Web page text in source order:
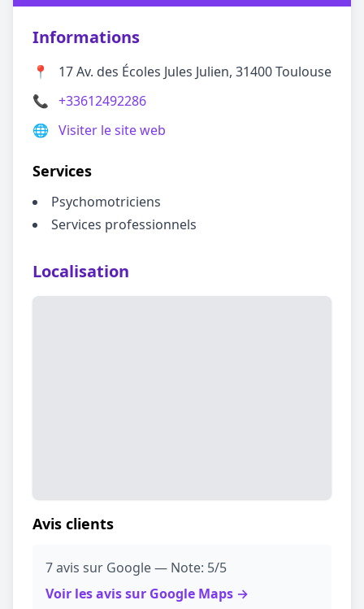
Informations
📍
17 Av. des Écoles Jules Julien, 31400 Toulouse
📞 +33612492286
🌐 Visiter le site web
Services
Psychomotriciens
Services professionnels
Localisation
Avis clients
7 avis sur Google — Note: 5/5
Voir les avis sur Google Maps →